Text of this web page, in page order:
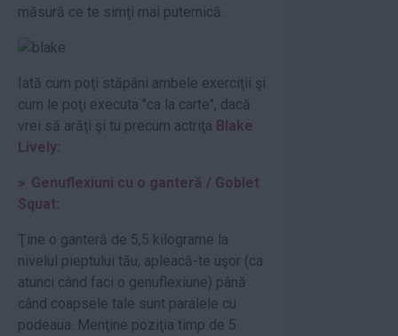
măsură ce te simţi mai puternică.
Iată cum poţi stăpâni ambele exerciţii şi
cum le poţi executa "ca la carte", dacă
vrei să arăţi şi tu precum actriţa Blake
Lively:
Genuflexiuni cu o ganteră / Goblet
Squat:
Ţine o ganteră de 5,5 kilograme la
nivelul pieptului tău, apleacă-te uşor (ca
atunci când faci o genuflexiune) până
când coapsele tale sunt paralele cu
podeaua. Menţine poziţia timp de 5